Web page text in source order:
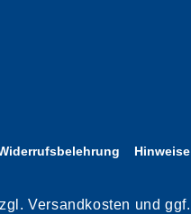
Versandkosten und